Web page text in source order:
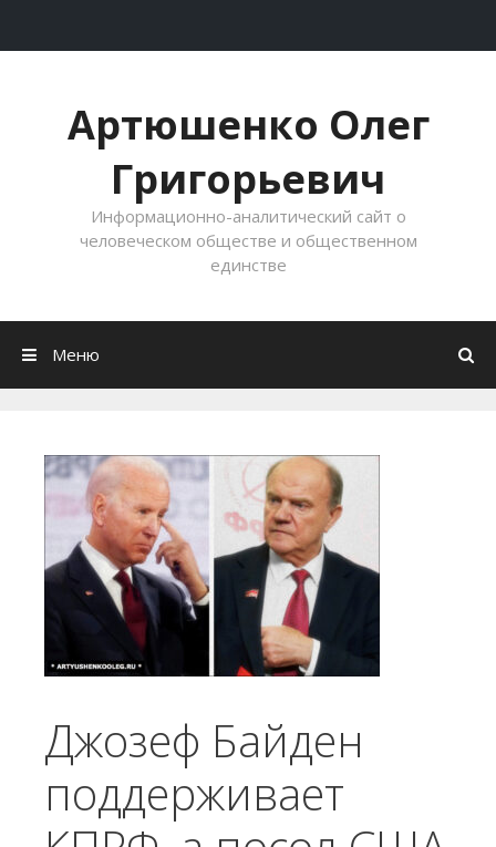
Артюшенко Олег
Григорьевич
Информационно-аналитический сайт о
человеческом обществе и общественном
единстве
Меню
Джозеф Байден
поддерживает